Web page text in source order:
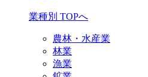
業種別 TOPへ
農林・水産業
林業
漁業